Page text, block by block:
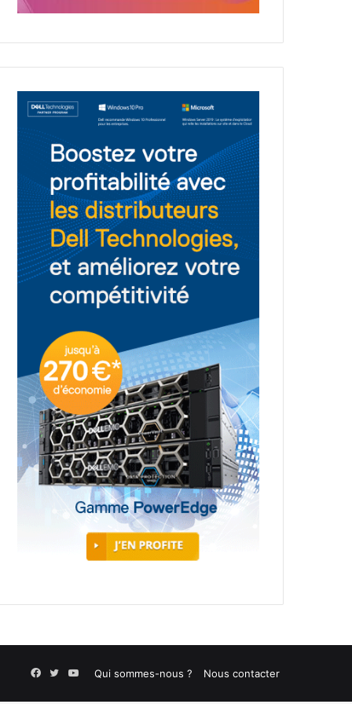
Qui sommes-nous ? Nous contacter
Facebook
TwitterYouTube